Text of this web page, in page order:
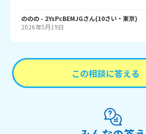
ののの - 2YsPcBEMJGさん(10さい・ 東京)
2026年5月19日
この相談に答える